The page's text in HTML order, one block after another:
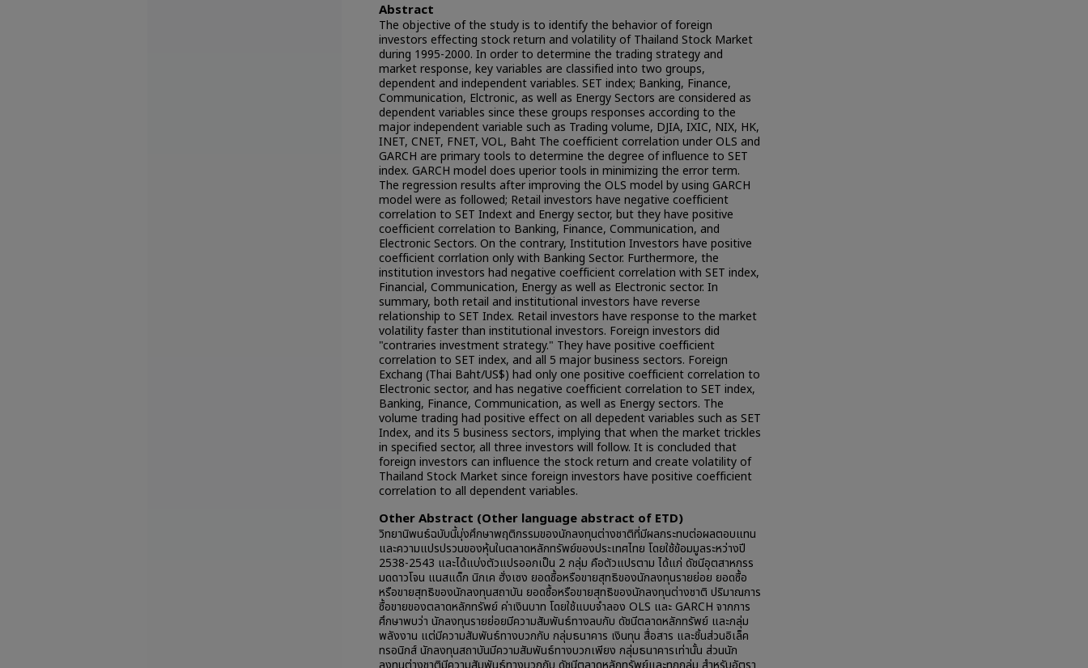
Abstract
The objective of the study is to identify the behavior of foreign
investors effecting stock return and volatility of Thailand Stock Market
during 1995-2000. In order to determine the trading strategy and
market response, key variables are classified into two groups,
dependent and independent variables. SET index; Banking, Finance,
Communication, Elctronic, as well as Energy Sectors are considered as
dependent variables since these groups responses according to the
major independent variable such as Trading volume, DJIA, IXIC, NIX, HK,
INET, CNET, FNET, VOL, Baht The coefficient correlation under OLS and
GARCH are primary tools to determine the degree of influence to SET
index. GARCH model does uperior tools in minimizing the error term.
The regression results after improving the OLS model by using GARCH
model were as followed; Retail investors have negative coefficient
correlation to SET Indext and Energy sector, but they have positive
coefficient correlation to Banking, Finance, Communication, and
Electronic Sectors. On the contrary, Institution Investors have positive
coefficient corrlation only with Banking Sector. Furthermore, the
institution investors had negative coefficient correlation with SET index,
Financial, Communication, Energy as well as Electronic sector. In
summary, both retail and institutional investors have reverse
relationship to SET Index. Retail investors have response to the market
volatility faster than institutional investors. Foreign investors did
"contraries investment strategy." They have positive coefficient
correlation to SET index, and all 5 major business sectors. Foreign
Exchang (Thai Baht/US$) had only one positive coefficient correlation to
Electronic sector, and has negative coefficient correlation to SET index,
Banking, Finance, Communication, as well as Energy sectors. The
volume trading had positive effect on all depedent variables such as SET
Index, and its 5 business sectors, implying that when the market trickles
in specified sector, all three investors will follow. It is concluded that
foreign investors can influence the stock return and create volatility of
Thailand Stock Market since foreign investors have positive coefficient
correlation to all dependent variables.
Other Abstract (Other language abstract of ETD)
วิทยานิพนธ์ฉบับนี้มุ่งศึกษาพฤติกรรมของนักลงทุนต่างชาติที่มีผลกระทบต่อผลตอบแทน
และความแปรปรวนของหุ้นในตลาดหลักทรัพย์ของประเทศไทย โดยใช้ข้อมมูลระหว่างปี
2538-2543 และได้แบ่งตัวแปรออกเป็น 2 กลุ่ม คือตัวแปรตาม ได้แก่ ดัชนีอุตสาหกรร
มดดาวโจน แนสแด็ก นิกเค ฮั่งเซง ยอดซื้อหรือขายสุทธิของนักลงทุนรายย่อย ยอดซื้อ
หรือขายสุทธิของนักลงทุนสถาบัน ยอดซื้อหรือขายสุทธิของนักลงทุนต่างชาติ ปริมาณการ
ซื้อขายของตลาดหลักทรัพย์ ค่าเงินบาท โดยใช้แบบจำลอง OLS และ GARCH จากการ
ศึกษาพบว่า นักลงทุนรายย่อยมีความสัมพันธ์ทางลบกับ ดัชนีตลาดหลักทรัพย์ และกลุ่ม
พลังงาน แต่มีความสัมพันธ์ทางบวกกับ กลุ่มธนาคาร เงินทุน สื่อสาร และชิ้นส่วนอิเล็ค
ทรอนิกส์ นักลงทุนสถาบันมีความสัมพันธ์ทางบวกเพียง กลุ่มธนาคารเท่านั้น ส่วนนัก